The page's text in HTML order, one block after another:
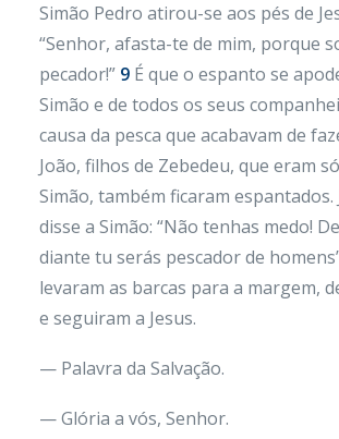
Simão Pedro atirou-se aos pés de
“Senhor, afasta-te de mim, porque
pecador!” 9 É que o espanto se
Simão e de todos os seus
causa da pesca que acabavam de
João, filhos de Zebedeu, que eram
Simão, também ficaram espantados.
disse a Simão: “Não tenhas medo!
diante tu serás pescador de
levaram as barcas para a margem,
e seguiram a Jesus.
— Palavra da Salvação.
— Glória a vós, Senhor.